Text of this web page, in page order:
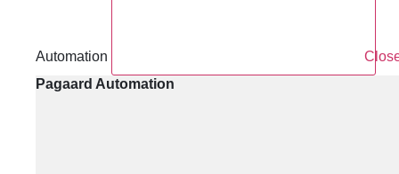
Automation
Pagaard Automation